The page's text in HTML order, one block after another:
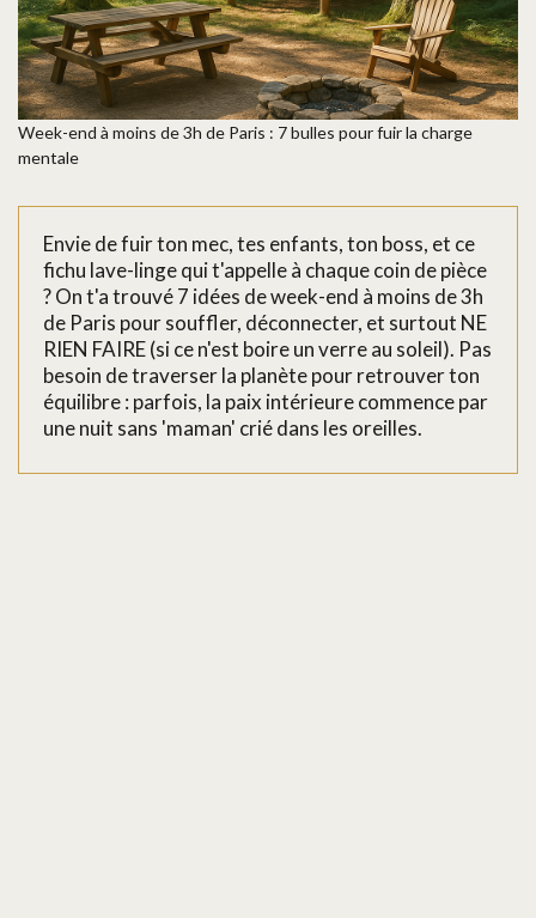
Week-end à moins de 3h de Paris : 7 bulles pour fuir la charge
mentale
Envie de fuir ton mec, tes enfants, ton boss, et ce
fichu lave-linge qui t'appelle à chaque coin de pièce
? On t'a trouvé 7 idées de week-end à moins de 3h
de Paris pour souffler, déconnecter, et surtout NE
RIEN FAIRE (si ce n'est boire un verre au soleil). Pas
besoin de traverser la planète pour retrouver ton
équilibre : parfois, la paix intérieure commence par
une nuit sans 'maman' crié dans les oreilles.